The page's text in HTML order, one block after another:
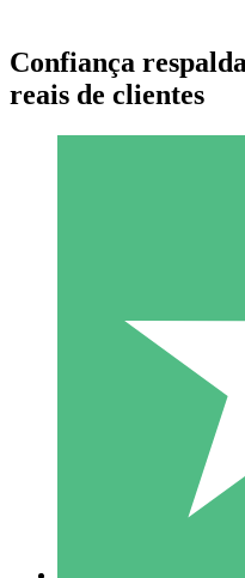
Pacotes de
Pague conforme o uso
Confiança
reais de clientes